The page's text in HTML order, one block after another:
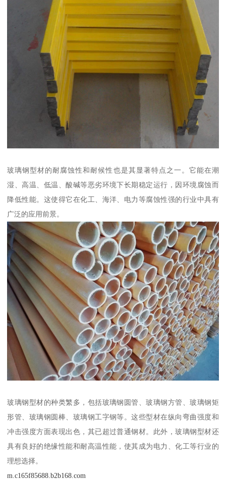
玻璃钢型材的耐腐蚀性和耐候性也是其显著特点之一。它能在潮
湿、高温、低温、酸碱等恶劣环境下长期稳定运行，因环境腐蚀而
降低性能。这使得它在化工、海洋、电力等腐蚀性强的行业中具有
广泛的应用前景。
玻璃钢型材的种类繁多，包括玻璃钢圆管、玻璃钢方管、玻璃钢矩
形管、玻璃钢圆棒、玻璃钢工字钢等。这些型材在纵向弯曲强度和
冲击强度方面表现出色，其已超过普通钢材。此外，玻璃钢型材还
具有良好的绝缘性能和耐高温性能，使其成为电力、化工等行业的
理想选择。
m.c165f85688.b2b168.com